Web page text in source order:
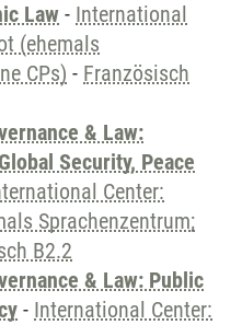
Law - International
(ehemals
CPs) - Französisch
& Law:
Security, Peace
Center:
Sprachenzentrum;
B2.2
& Law: Public
- International Center: